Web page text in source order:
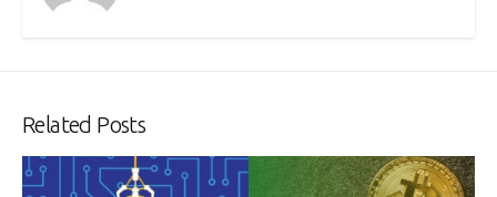
Related Posts